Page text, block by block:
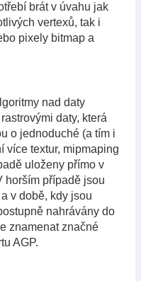
brát v úvahu jak
vertexů, tak i
pixely bitmap a
nad daty
daty, která
o jednoduché (a tím i
více textur, mipmaping
uloženy přímo v
horším případě jsou
v době, kdy jsou
nahrávány do
znamenat značné
AGP.